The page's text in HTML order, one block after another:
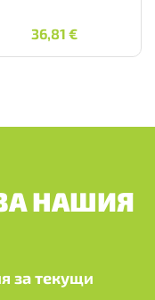
36,81 €
36,81
НАШИЯ
за текущи